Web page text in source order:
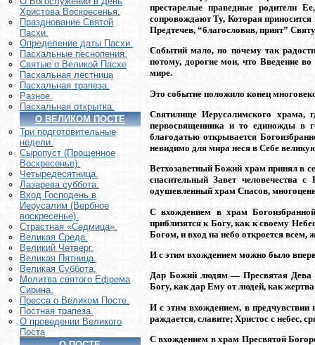
Христова Воскресенья.
Празднование Святой
Пасхи.
Определение даты Пасхи.
Пасхальные песнопения.
Святые о Великой Пасхе
Пасхальная лестница
Пасхальная трапеза.
Разное.
Пасхальная открытка.
О ВЕЛИКОМ ПОСТЕ
Три подготовительные
недели.
Сыропуст (Прощенное
Воскресенье).
Четыредесятница.
Лазарева суббота.
Вход Господень в
Иерусалим (Вербное
воскресенье).
Страстная «Седмица».
Великая Среда.
Великий Четверг.
Великая Пятница.
Великая Суббота.
Молитва святого Ефрема
Сирина.
Пресса о Великом Посте.
Постная трапеза.
О проведении Великого
Поста
престарелые праведные родители
сопровождают Ту, Которая
Предтечев, “благословив, прият”
Событий мало, но почему так
потому, дорогие мои, что Введение
мире.
Это событие положило конец
Святилище Иерусалимского храма,
первосвященника и то единожды в
благодатью открывается
невидимо для мира неся в Себе
Ветхозаветный Божий храм принял в
спасительный Завет человечества
одушевленный храм Спасов,
С вхождением в храм
приблизятся к Богу, как к своему
Богом, и вход на небо откроется
И с этим вхождением можно было
Дар Божий людям — Пресвятая Дева
Богу, как дар Ему от людей, как
И с этим вхождением, в
раждается, славите; Христос с небес,
С вхождением в храм Пресвятой